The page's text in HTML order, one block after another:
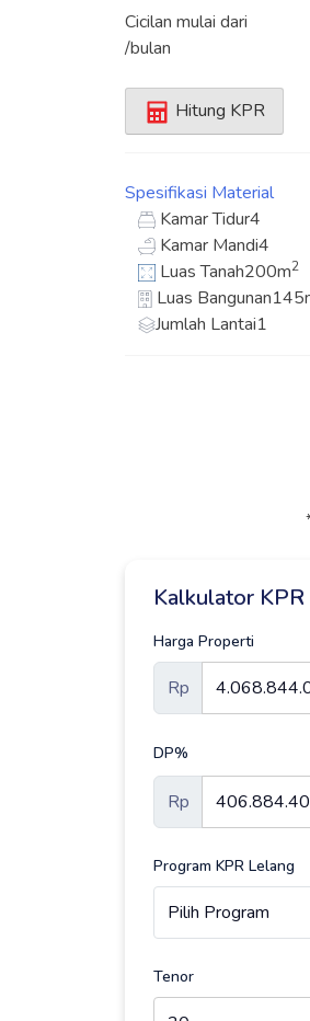
Cicilan mulai dari
/bulan
Hitung KPR
Spesifikasi Material
Kamar Tidur4
Kamar Mandi4
Luas Tanah200m2
Luas Bangunan
Jumlah Lantai1
Kalkulator KPR
Harga Properti
Rp
DP%
Rp
Program KPR Lelang
Tenor